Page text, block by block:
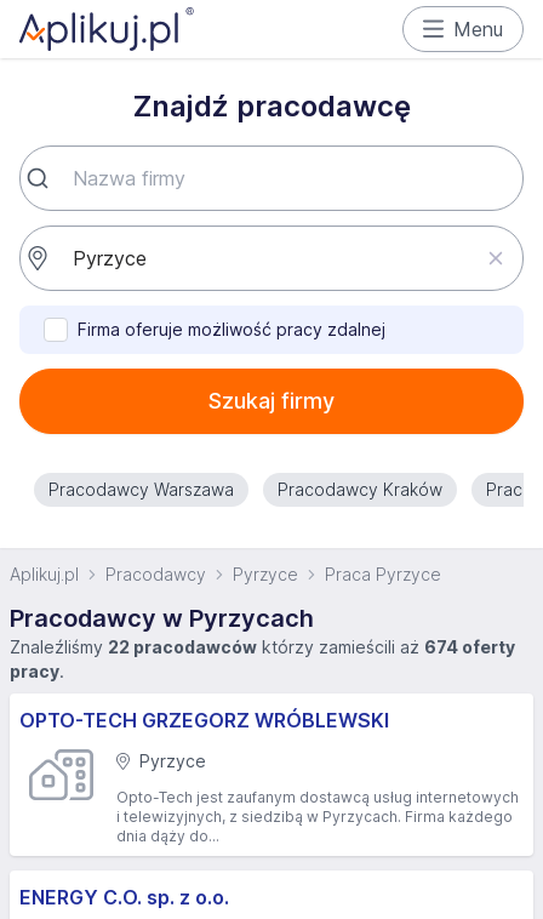
Menu
Znajdź pracodawcę
Firma oferuje możliwość pracy zdalnej
Szukaj firmy
Pracodawcy Warszawa Pracodawcy Kraków
Aplikuj.pl Pracodawcy Pyrzyce Praca Pyrzyce
Pracodawcy w Pyrzycach
Znaleźliśmy 22 pracodawców którzy zamieścili aż 674 oferty
pracy.
OPTO-TECH GRZEGORZ WRÓBLEWSKI
Pyrzyce
Opto-Tech jest zaufanym dostawcą usług internetowych
i telewizyjnych, z siedzibą w Pyrzycach. Firma każdego
dnia dąży do...
ENERGY C.O. sp. z o.o.